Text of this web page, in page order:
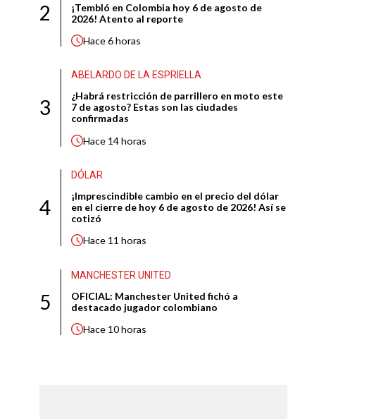
2
¡Tembló en Colombia hoy 6 de agosto de
2026! Atento al reporte
Hace6 horas
3
ABELARDO DE LA ESPRIELLA
¿Habrá restricción de parrillero en moto este
7 de agosto? Estas son las ciudades
confirmadas
Hace 14 horas
4
DÓLAR
¡Imprescindible cambio en el precio del dólar
en el cierre de hoy 6 de agosto de 2026! Así se
cotizó
Hace 11 horas
5
MANCHESTER UNITED
OFICIAL: Manchester United fichó a
destacado jugador colombiano
Hace 10 horas